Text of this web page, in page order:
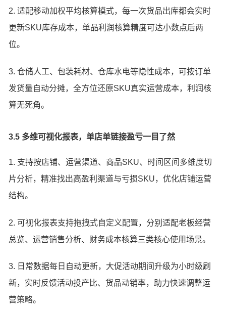
2. 适配移动加权平均核算模式，每一次货品出库都会实时
更新SKU库存成本，单品利润核算精度可达小数点后两
位。
3. 仓储人工、包装耗材、仓库水电等隐性成本，可按订单
发货量自动分摊，全方位还原SKU真实运营成本，利润核
算无死角。
3.5 多维可视化报表，单店单链接盈亏一目了然
1. 支持按店铺、运营渠道、商品SKU、时间区间多维度切
片分析，精准找出高盈利渠道与亏损SKU，优化店铺运营
结构。
2. 可视化报表支持拖拽式自定义配置，分别适配老板经营
总览、运营销售分析、财务成本核算三类核心使用场景。
3. 日常数据每日自动更新，大促活动期间升级为小时级刷
新，实时反馈活动投产比、货品动销率，助力快速调整运
营策略。